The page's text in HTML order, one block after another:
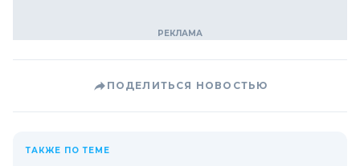
ПОДЕЛИТЬСЯ НОВОСТЬЮ
ТАКЖЕ ПО ТЕМЕ